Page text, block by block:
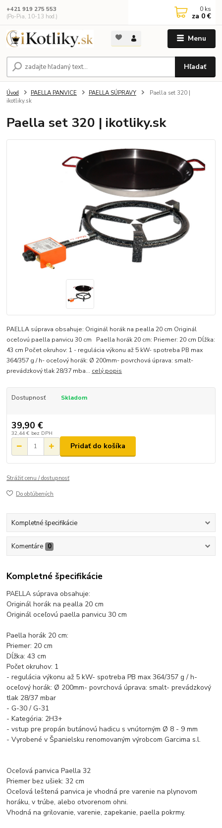
Menu
Hľadať
+421 919 275 553
(Po-Pia, 10-13 hod.)
0 ks
za 0 €
Úvod PAELLA PANVICE PAELLA SÚPRAVY
Paella set 320 |
ikotliky.sk
Paella set 320 | ikotliky.sk
PAELLA súprava obsahuje: Originál horák na pealla 20 cm Originál
oceľovú paella panvicu 30 cm Paella horák 20 cm: Priemer: 20 cm Dĺžka:
43 cm Počet okruhov: 1 - regulácia výkonu až 5 kW- spotreba PB max
364/357 g / h- oceľový horák: Ø 200mm- povrchová úprava: smalt-
prevádzkový tlak 28/37 mba... celý popis
Dostupnosť Skladom
39,90 €
32,44 € bez DPH
Pridať do košíka
Strážiť cenu / dostupnosť
Do obľúbených
Kompletné špecifikácie
Komentáre 0
Kompletné špecifikácie
PAELLA súprava obsahuje:
Originál horák na pealla 20 cm
Originál oceľovú paella panvicu 30 cm
Paella horák 20 cm:
Priemer: 20 cm
Dĺžka: 43 cm
Počet okruhov: 1
- regulácia výkonu až 5 kW- spotreba PB max 364/357 g / h-
oceľový horák: Ø 200mm- povrchová úprava: smalt- prevádzkový
tlak 28/37 mbar
- G-30 / G-31
- Kategória: 2H3+
- vstup pre propán butánovú hadicu s vnútorným Ø 8 - 9 mm
- Vyrobené v Španielsku renomovaným výrobcom Garcima s.l.
Oceľová panvica Paella 32
Priemer bez ušiek: 32 cm
Oceľová leštená panvica je vhodná pre varenie na plynovom
horáku, v trúbe, alebo otvorenom ohni.
Vhodná na grilovanie, varenie, zapekanie, paella pokrmy.